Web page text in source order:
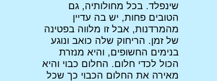
שינפלד. בכל מחולותיה, גם
הטובים פחות, יש בה עדיין
מהמרדנות, אבל זו מלווה בפטינה
של זמן. הריחוק שלה כואב ונוגע
בנימים החשופים, והיא מנזרת
הכול לכדי חלום. החלום כבוי והיא
מאירה את החלום הכבוי כך שכל